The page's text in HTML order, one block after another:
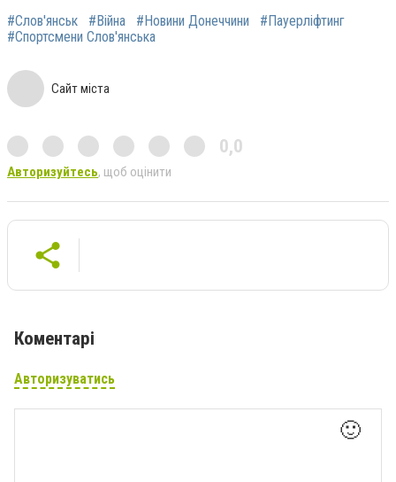
#Слов'янськ #Війна #Новини Донеччини
#Пауерліфтинг
#Спортсмени Слов'янська
Сайт міста
0,0
Авторизуйтесь, щоб оцінити
Коментарі
Авторизуватись
🙂